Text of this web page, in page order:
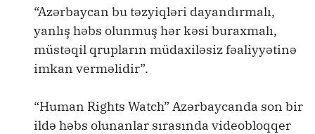
“Azərbaycan bu təzyiqləri dayandırmalı,
yanlış həbs olunmuş hər kəsi buraxmalı,
müstəqil qrupların müdaxiləsiz fəaliyyətinə
imkan verməlidir”.
“Human Rights Watch” Azərbaycanda son bir
ildə həbs olunanlar sırasında videobloqqer